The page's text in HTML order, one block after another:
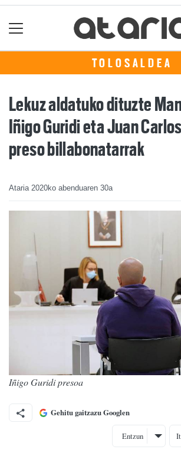
TOLOSALDEA
Lekuz aldatuko dituzte
Iñigo Guridi eta Juan
preso billabonatarrak
Ataria 2020ko abenduaren 30a
Iñigo Guridi presoa
Gehitu gaitzazu Googlen
Entzun